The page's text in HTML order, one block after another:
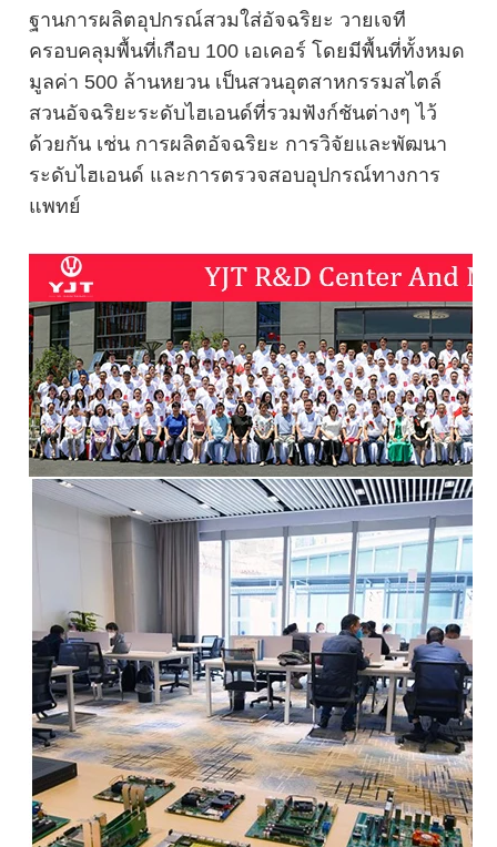
ฐานการผลิตอุปกรณ์สวมใส่อัจฉริยะ วายเจที
ครอบคลุมพื้นที่เกือบ 100 เอเคอร์ โดยมีพื้นที่ทั้งหมด
มูลค่า 500 ล้านหยวน เป็นสวนอุตสาหกรรมสไตล์
สวนอัจฉริยะระดับไฮเอนด์ที่รวมฟังก์ชันต่างๆ ไว้
ด้วยกัน เช่น การผลิตอัจฉริยะ การวิจัยและพัฒนา
ระดับไฮเอนด์ และการตรวจสอบอุปกรณ์ทางการ
แพทย์